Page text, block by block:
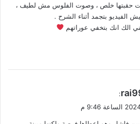
حقبتها خلص ، وصوت الفلوس مش لطيف ،
الفيديو بتجمد أثناء الشرح .
الك انك بتخفي عوراتهم
: